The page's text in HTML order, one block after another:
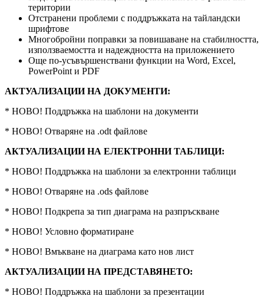
територии
Отстранени проблеми с поддръжката на тайландски
шрифтове
Многобройни поправки за повишаване на стабилността,
използваемостта и надеждността на приложението
Още по-усъвършенствани функции на Word, Excel,
PowerPoint и PDF
АКТУАЛИЗАЦИИ НА ДОКУМЕНТИ:
* НОВО! Поддръжка на шаблони на документи
* НОВО! Отваряне на .odt файлове
АКТУАЛИЗАЦИИ НА ЕЛЕКТРОННИ ТАБЛИЦИ:
* НОВО! Поддръжка на шаблони за електронни таблици
* НОВО! Отваряне на .ods файлове
* НОВО! Подкрепа за тип диаграма на разпръскване
* НОВО! Условно форматиране
* НОВО! Вмъкване на диаграма като нов лист
АКТУАЛИЗАЦИИ НА ПРЕДСТАВЯНЕТО:
* НОВО! Поддръжка на шаблони за презентации